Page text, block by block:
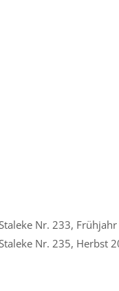
Nr. 233,
Nr. 235, Herbst